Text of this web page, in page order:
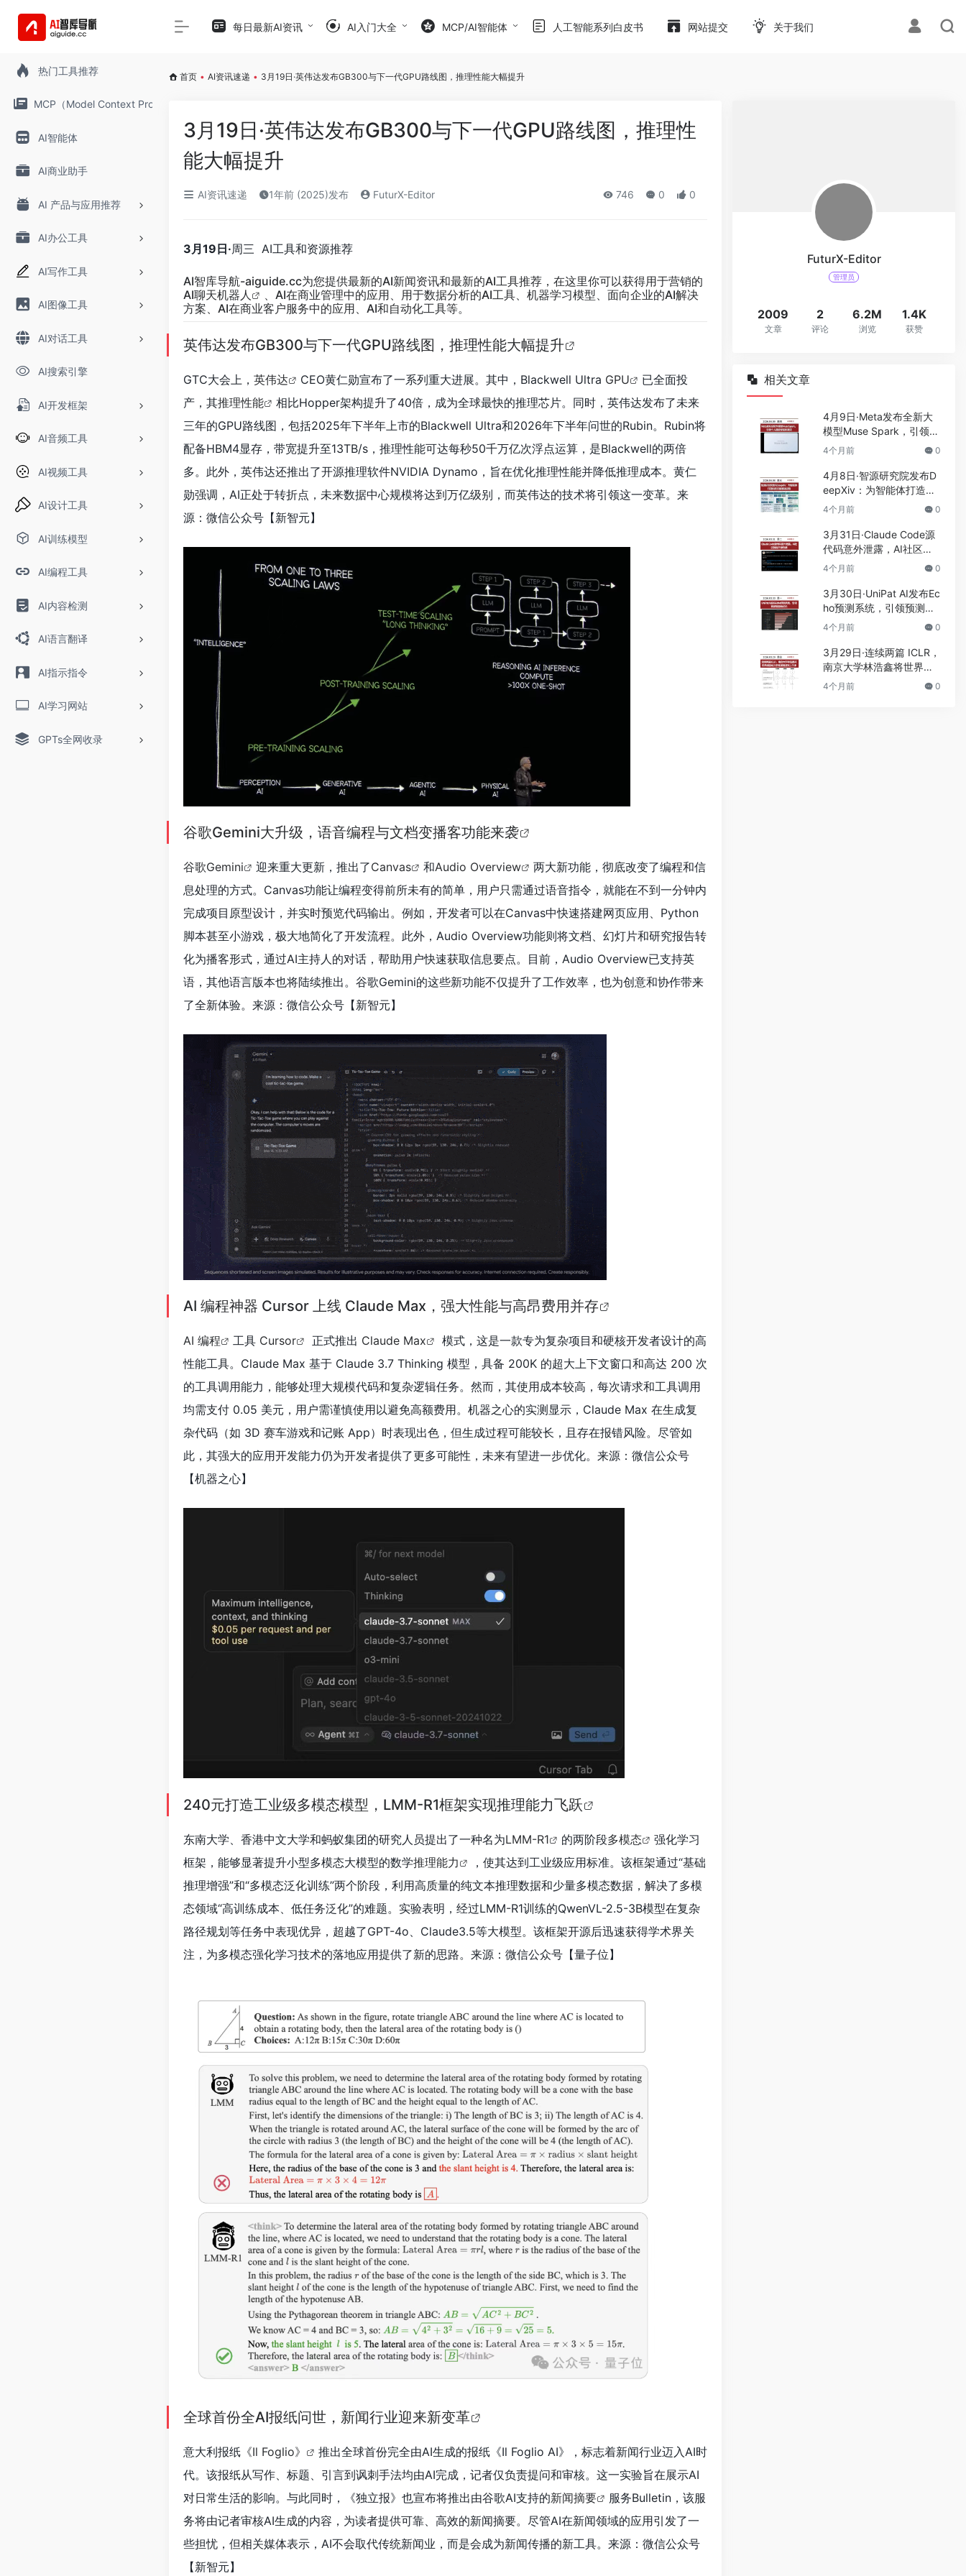
热门工具推荐
MCP（Model Context Protocol）
AI智能体
AI商业助手
AI 产品与应用推荐
AI办公工具
AI写作工具
AI图像工具
AI对话工具
AI搜索引擎
AI开发框架
AI音频工具
AI视频工具
AI设计工具
AI训练模型
AI编程工具
AI内容检测
AI语言翻译
AI指示指令
AI学习网站
GPTs全网收录
每日最新AI资讯 AI入门大全 MCP/AI智能体 人工智能系列白皮书 网站提交 关于我们
首页 • AI资讯速递 • 3月19日·英伟达发布GB300与下一代GPU路线图，推理性能大幅提升
3月19日·英伟达发布GB300与下一代GPU路线图，推理性
能大幅提升
AI资讯速递 1年前 (2025)发布 FuturX-Editor 746 0 0
3月19日·周三 AI工具和资源推荐
AI智库导航-aiguide.cc为您提供最新的AI新闻资讯和最新的AI工具推荐，在这里你可以获得用于营销的
AI聊天机器人
、AI在商业管理中的应用、用于数据分析的AI工具、机器学习模型、面向企业的AI解决
方案、AI在商业客户服务中的应用、AI和自动化工具等。
英伟达发布GB300与下一代GPU路线图，推理性能大幅提升
GTC大会上， 英伟达 CEO黄仁勋宣布了一系列重大进展。其中，Blackwell Ultra GPU
已全面投
产，其推理性能
相比Hopper架构提升了40倍，成为全球最快的推理芯片。同时，英伟达发布了未来
三年的GPU路线图，包括2025年下半年上市的Blackwell Ultra和2026年下半年问世的Rubin。Rubin将
配备HBM4显存，带宽提升至13TB/s，推理性能可达每秒50千万亿次浮点运算，是Blackwell的两倍
多。此外，英伟达还推出了开源推理软件NVIDIA Dynamo，旨在优化推理性能并降低推理成本。黄仁
勋强调，AI正处于转折点，未来数据中心规模将达到万亿级别，而英伟达的技术将引领这一变革。来
源：微信公众号【新智元】
谷歌Gemini大升级，语音编程与文档变播客功能来袭
谷歌Gemini 迎来重大更新，推出了Canvas 和Audio Overview
两大新功能，彻底改变了编程和信
息处理的方式。Canvas功能让编程变得前所未有的简单，用户只需通过语音指令，就能在不到一分钟内
完成项目原型设计，并实时预览代码输出。例如，开发者可以在Canvas中快速搭建网页应用、Python
脚本甚至小游戏，极大地简化了开发流程。此外，Audio Overview功能则将文档、幻灯片和研究报告转
化为播客形式，通过AI主持人的对话，帮助用户快速获取信息要点。目前，Audio Overview已支持英
语，其他语言版本也将陆续推出。谷歌Gemini的这些新功能不仅提升了工作效率，也为创意和协作带来
了全新体验。来源：微信公众号【新智元】
AI 编程神器 Cursor 上线 Claude Max，强大性能与高昂费用并存
AI 编程 工具 Cursor 正式推出 Claude Max
模式，这是一款专为复杂项目和硬核开发者设计的高
性能工具。Claude Max 基于 Claude 3.7 Thinking 模型，具备 200K 的超大上下文窗口和高达 200 次
的工具调用能力，能够处理大规模代码和复杂逻辑任务。然而，其使用成本较高，每次请求和工具调用
均需支付 0.05 美元，用户需谨慎使用以避免高额费用。机器之心的实测显示，Claude Max 在生成复
杂代码（如 3D 赛车游戏和记账 App）时表现出色，但生成过程可能较长，且存在报错风险。尽管如
此，其强大的应用开发能力仍为开发者提供了更多可能性，未来有望进一步优化。来源：微信公众号
【机器之心】
240元打造工业级多模态模型，LMM-R1框架实现推理能力飞跃
东南大学、香港中文大学和蚂蚁集团的研究人员提出了一种名为LMM-R1 的两阶段多模态
强化学习
框架，能够显著提升小型多模态大模型的数学推理能力
，使其达到工业级应用标准。该框架通过“基础
推理增强”和“多模态泛化训练”两个阶段，利用高质量的纯文本推理数据和少量多模态数据，解决了多模
态领域“高训练成本、低任务泛化”的难题。实验表明，经过LMM-R1训练的QwenVL-2.5-3B模型在复杂
路径规划等任务中表现优异，超越了GPT-4o、Claude3.5等大模型。该框架开源后迅速获得学术界关
注，为多模态强化学习技术的落地应用提供了新的思路。来源：微信公众号【量子位】
全球首份全AI报纸问世，新闻行业迎来新变革
意大利报纸 《Il Foglio》
推出全球首份完全由AI生成的报纸《Il Foglio AI》，标志着新闻行业迈入AI时
代。该报纸从写作、标题、引言到讽刺手法均由AI完成，记者仅负责提问和审核。这一实验旨在展示AI
对日常生活的影响。与此同时，《独立报》也宣布将推出由谷歌AI支持的新闻摘要
服务Bulletin，该服
务将由记者审核AI生成的内容，为读者提供可靠、高效的新闻摘要。尽管AI在新闻领域的应用引发了一
些担忧，但相关媒体表示，AI不会取代传统新闻业，而是会成为新闻传播的新工具。来源：微信公众号
【新智元】
FuturX-Editor
管理员
2009
文章
2
评论
6.2M
浏览
1.4K
获赞
相关文章
4月9日·Meta发布全新大
模型Muse Spark，引领个
人超级智能新潮流
4个月前 0
4月8日·智源研究院发布D
eepXiv：为智能体打造科
技文献基础设施
4个月前 0
3月31日·Claude Code源
代码意外泄露，AI社区掀
起开源热潮
4个月前 0
3月30日·UniPat AI发布Ec
ho预测系统，引领预测智
能新纪元
4个月前 0
3月29日·连续两篇 ICLR，
南京大学林浩鑫将世界模
型动力学推演推进到上千
4个月前 0